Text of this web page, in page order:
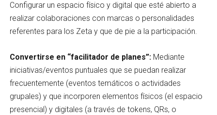
Configurar un espacio físico y digital que esté abierto a
realizar colaboraciones con marcas o personalidades
referentes para los Zeta y que de pie a la participación.
Convertirse en “facilitador de planes”: Mediante
iniciativas/eventos puntuales que se puedan realizar
frecuentemente (eventos temáticos o actividades
grupales) y que incorporen elementos físicos (el espacio
presencial) y digitales (a través de tokens, QRs, o